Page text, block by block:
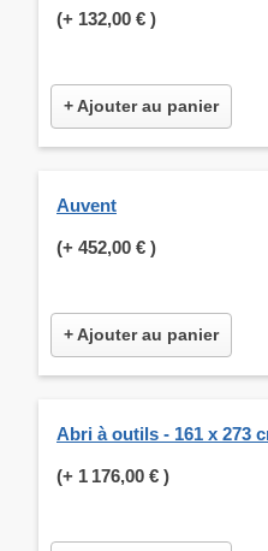
(+ 132,00 € )
+ Ajouter au panier
Auvent
(+ 452,00 € )
+ Ajouter au panier
Abri à outils - 161 x 273
(+ 1 176,00 € )